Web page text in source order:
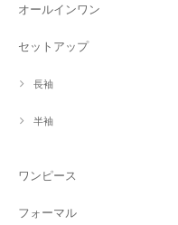
オールインワン
セットアップ
長袖
半袖
ワンピース
フォーマル